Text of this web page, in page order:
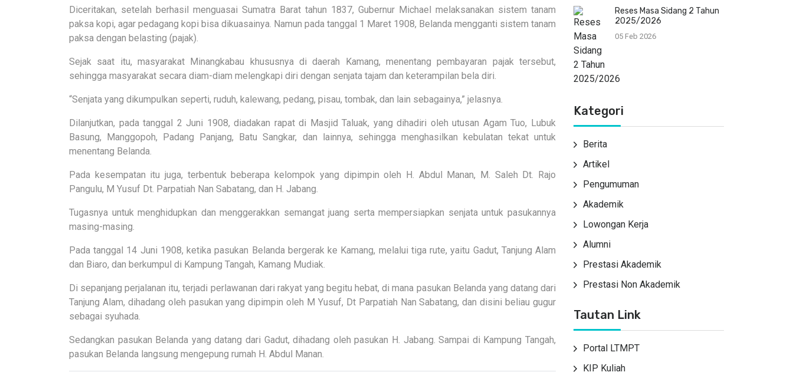
Diceritakan, setelah berhasil menguasai Sumatra Barat tahun 1837, Gubernur Michael melaksanakan sistem tanam
paksa kopi, agar pedagang kopi bisa dikuasainya. Namun pada tanggal 1 Maret 1908, Belanda mengganti sistem tanam
paksa dengan belasting (pajak).
Sejak saat itu, masyarakat Minangkabau khususnya di daerah Kamang, menentang pembayaran pajak tersebut,
sehingga masyarakat secara diam-diam melengkapi diri dengan senjata tajam dan keterampilan bela diri.
“Senjata yang dikumpulkan seperti, ruduh, kalewang, pedang, pisau, tombak, dan lain sebagainya,” jelasnya.
Dilanjutkan, pada tanggal 2 Juni 1908, diadakan rapat di Masjid Taluak, yang dihadiri oleh utusan Agam Tuo, Lubuk
Basung, Manggopoh, Padang Panjang, Batu Sangkar, dan lainnya, sehingga menghasilkan kebulatan tekat untuk
menentang Belanda.
Pada kesempatan itu juga, terbentuk beberapa kelompok yang dipimpin oleh H. Abdul Manan, M. Saleh Dt. Rajo
Pangulu, M Yusuf Dt. Parpatiah Nan Sabatang, dan H. Jabang.
Tugasnya untuk menghidupkan dan menggerakkan semangat juang serta mempersiapkan senjata untuk pasukannya
masing-masing.
Pada tanggal 14 Juni 1908, ketika pasukan Belanda bergerak ke Kamang, melalui tiga rute, yaitu Gadut, Tanjung Alam
dan Biaro, dan berkumpul di Kampung Tangah, Kamang Mudiak.
Di sepanjang perjalanan itu, terjadi perlawanan dari rakyat yang begitu hebat, di mana pasukan Belanda yang datang dari
Tanjung Alam, dihadang oleh pasukan yang dipimpin oleh M Yusuf, Dt Parpatiah Nan Sabatang, dan disini beliau gugur
sebagai syuhada.
Sedangkan pasukan Belanda yang datang dari Gadut, dihadang oleh pasukan H. Jabang. Sampai di Kampung Tangah,
pasukan Belanda langsung mengepung rumah H. Abdul Manan.
Reses Masa Sidang 2 Tahun
2025/2026
05 Feb 2026
Kategori
Berita
Artikel
Pengumuman
Akademik
Lowongan Kerja
Alumni
Prestasi Akademik
Prestasi Non Akademik
Tautan Link
Portal LTMPT
KIP Kuliah